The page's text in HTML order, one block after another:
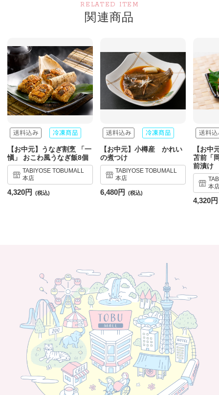
RELATED ITEM
関連商品
【お中元】うなぎ割烹 「一
愼」 おこわ風うなぎ飯8個
TABIYOSE TOBUMALL
本店
4,320円
【お中元】小樽産 かれい
の煮つけ
TABIYOSE TOBUMALL
本店
6,480円
【お
苫前「
前漬け
本
4,320円